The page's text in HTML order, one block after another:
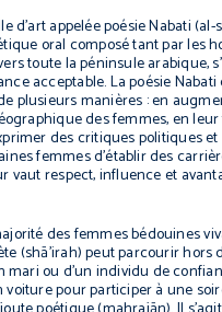
d’art appelée poésie Nabati (al-
oral composé tant par les
toute la péninsule arabique,
acceptable. La poésie
plusieurs manières : en
des femmes, en
des critiques politiques et
femmes d’établir des
vaut respect, influence et
des femmes bédouines
(shā’irah) peut parcourir hors
mari ou d’un individu de
pour participer à une